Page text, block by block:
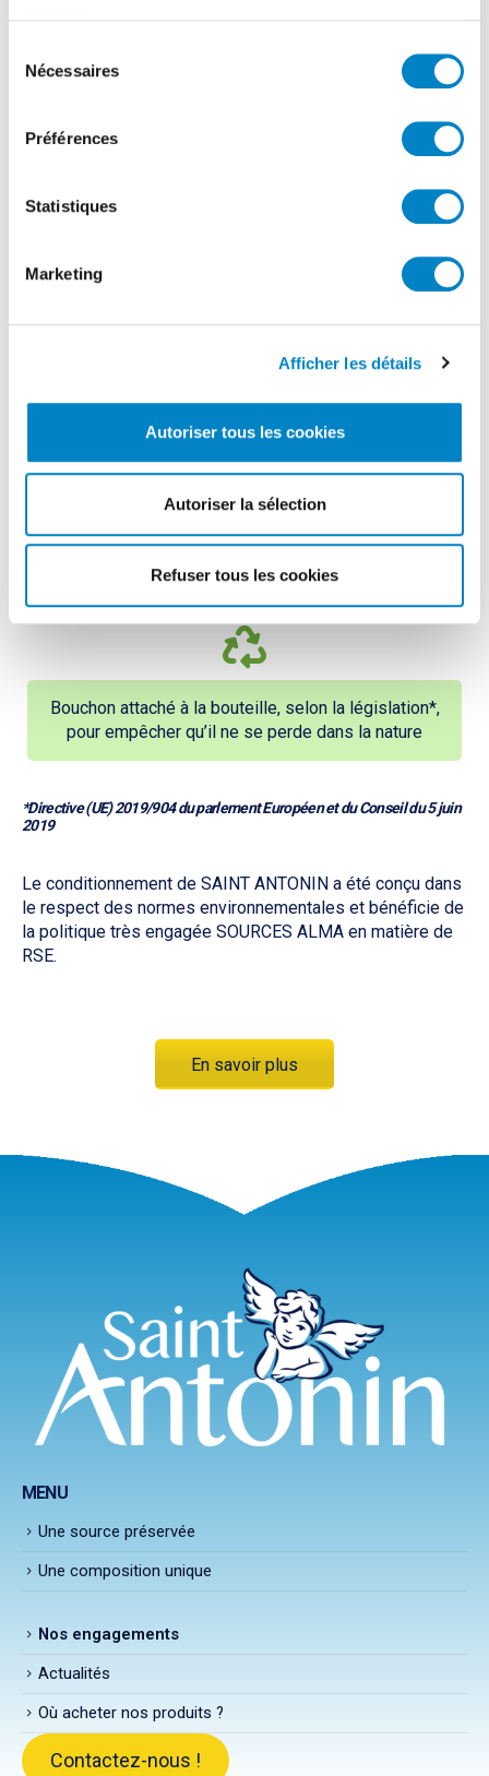
Nécessaires
Préférences
Statistiques
Marketing
Afficher les détails
Autoriser tous les cookies
Autoriser la sélection
Refuser tous les cookies
Bouteille intégrant au moins 30% de matière
recyclée
Bouchon attaché à la bouteille, selon la législation*,
pour empêcher qu’il ne se perde dans la nature
*Directive (UE) 2019/904 du parlement Européen et du Conseil du 5 juin
2019
Le conditionnement de SAINT ANTONIN a été conçu dans
le respect des normes environnementales et bénéficie de
la politique très engagée SOURCES ALMA en matière de
RSE.
En savoir plus
MENU
Une source préservée
Une composition unique
Nos engagements
Actualités
Où acheter nos produits ?
Contactez-nous !